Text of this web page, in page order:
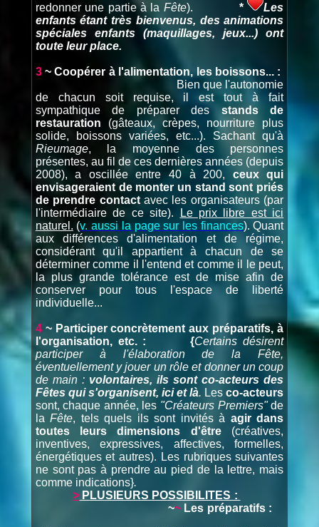
redonner une partie à la Fête). *
Les
enfants étant très bienvenus, des animations
spéciales enfants (maquillages, jeux...) ont
toute leur place.
3~ Coopérer à l'alimentation, les boissons... :
Bien que l'autonomie
de chacun soit requise, il est tout à fait
sympathique de préparer desstands de
restauration (gâteaux, crèpes, nourriture plus
solide, boissons variées, etc...). Sachant qu'à
Rieumage, la moyenne des personnes
présentes, au fil de ces dernières années (depuis
2008), a oscillée entre 40 à 200, ceux qui
envisageraient de monter un stand sont priés
de prendre contactavec les organisateurs (par
l'intermédiaire de ce site).
Le prix libre est ici
naturel. (v. aussi la page sur les finances). Quant
aux différences d'alimentation et de régime,
considérant qu'il appartient à chacun de se
déterminer comme il l'entend et comme il le peut,
la plus grande tolérance est de mise afin de
conserver pour tous l'espace de liberté
individuelle...
4~ Participer concrètement aux préparatifs, à
l'organisation, etc. : {Certains désirent
participer à l'élaboration de la Fête,
éventuellement y jouer un rôle et donner un coup
de main : volontaires, ils sont co-acteurs des
Fêtes qui s'organisent, ici et là. Lesco-acteurs
sont, chaque année, les "Créateurs Premiers"de
laFête, tels quels ils sont invités à agir dans
toutes leurs dimensions d'être(créatives,
inventives, expressives, affectives, formelles,
énergétiques et autres). Les rubriques suivantes
ne sont pas à prendre au pied de la lettre, mais
comme indications}.
> PLUSIEURS POSSIBILITES :
~~ Les préparatifs :